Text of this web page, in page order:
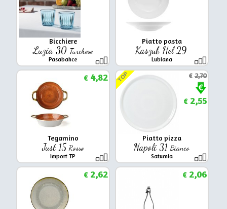
Bicchiere
Luzia 30 Turchese
Pasabahce
Piatto pasta
Kaszub Hel 29
Lubiana
Tegamino
Just 15 Rosso
Import TP
€4,82
Piatto pizza
Napoli 31Bianco
Saturnia
TOP €2,70
€2,55
€2,62 €2,06